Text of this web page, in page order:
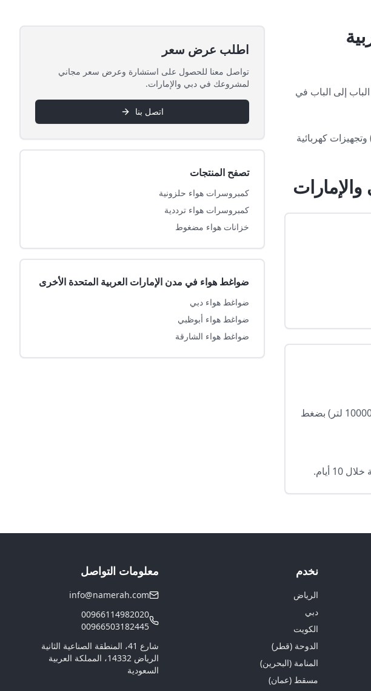
إلى الباب في
(إنجليزي/عربي) وتجهيزات كهربائية
نورّد ضواغط هواء حلزونية (7.5–100 حصان)، وضواغط ترددية (2–15 حصان)، وخزانات هواء متوافقة (50–10000 لتر) بضغط
أيام.
اطلب عرض سعر
تواصل معنا للحصول على استشارة وعرض سعر مجاني
لمشروعك في دبي والإمارات.
اتصل بنا
تصفح المنتجات
كمبروسرات هواء حلزونية
كمبروسرات هواء ترددية
خزانات هواء مضغوط
ضواغط هواء في مدن الإمارات العربية المتحدة الأخرى
ضواغط هواء دبي
ضواغط هواء أبوظبي
ضواغط هواء الشارقة
نخدم
الرياض
دبي
الكويت
الدوحة (قطر)
المنامة (البحرين)
مسقط (عمان)
معلومات التواصل
info@namerah.com
00966114982020
00966503182445
شارع 41، المنطقة الصناعية الثانية
الرياض 14332، المملكة العربية
السعودية